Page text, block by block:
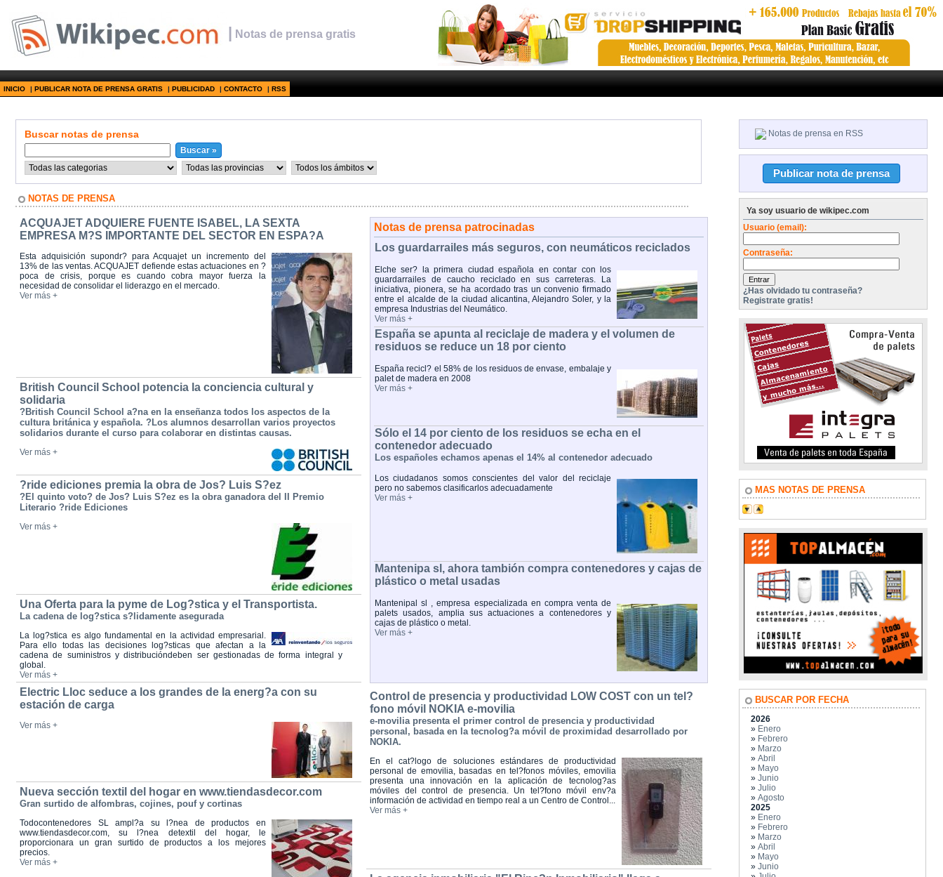
| Notas de prensa gratis
INICIO | PUBLICAR NOTA DE PRENSA GRATIS | PUBLICIDAD | CONTACTO | RSS
Buscar notas de prensa
NOTAS DE PRENSA
ACQUAJET ADQUIERE FUENTE ISABEL, LA SEXTA
EMPRESA M?S IMPORTANTE DEL SECTOR EN ESPA?A
Esta adquisición supondr? para Acquajet un incremento del
13% de las ventas. ACQUAJET defiende estas actuaciones en ?
poca de crisis, porque es cuando cobra mayor fuerza la
necesidad de consolidar el liderazgo en el mercado.
Ver más +
British Council School potencia la conciencia cultural y
solidaria
?British Council School a?na en la enseñanza todos los aspectos de la
cultura británica y española. ?Los alumnos desarrollan varios proyectos
solidarios durante el curso para colaborar en distintas causas.
Ver más +
?ride ediciones premia la obra de Jos? Luis S?ez
?El quinto voto? de Jos? Luis S?ez es la obra ganadora del II Premio
Literario ?ride Ediciones
Ver más +
Una Oferta para la pyme de Log?stica y el Transportista.
La cadena de log?stica s?lidamente asegurada
La log?stica es algo fundamental en la actividad empresarial.
Para ello todas las decisiones log?sticas que afectan a la
cadena de suministros y distribucióndeben ser gestionadas de forma integral y
global.
Ver más +
Electric Lloc seduce a los grandes de la energ?a con su
estación de carga
Ver más +
Nueva sección textil del hogar en www.tiendasdecor.com
Gran surtido de alfombras, cojines, pouf y cortinas
Todocontenedores SL ampl?a su l?nea de productos en
www.tiendasdecor.com, su l?nea detextil del hogar, le
proporcionara un gran surtido de productos a los mejores
precios.
Ver más +
Notas de prensa patrocinadas
Los guardarrailes más seguros, con neumáticos reciclados
Elche ser? la primera ciudad española en contar con los
guardarrailes de caucho reciclado en sus carreteras. La
iniciativa, pionera, se ha acordado tras un convenio firmado
entre el alcalde de la ciudad alicantina, Alejandro Soler, y la
empresa Industrias del Neumático.
Ver más +
España se apunta al reciclaje de madera y el volumen de
residuos se reduce un 18 por ciento
España recicl? el 58% de los residuos de envase, embalaje y
palet de madera en 2008
Ver más +
Sólo el 14 por ciento de los residuos se echa en el
contenedor adecuado
Los españoles echamos apenas el 14% al contenedor adecuado
Los ciudadanos somos conscientes del valor del reciclaje
pero no sabemos clasificarlos adecuadamente
Ver más +
Mantenipa sl, ahora tambión compra contenedores y cajas de
plástico o metal usadas
Mantenipal sl , empresa especializada en compra venta de
palets usados, amplia sus actuaciones a contenedores y
cajas de plástico o metal.
Ver más +
Control de presencia y productividad LOW COST con un tel?
fono móvil NOKIA e-movilia
e-movilia presenta el primer control de presencia y productividad
personal, basada en la tecnolog?a móvil de proximidad desarrollado por
NOKIA.
En el cat?logo de soluciones estándares de productividad
personal de emovilia, basadas en tel?fonos móviles, emovilia
presenta una innovación en la aplicación de tecnolog?as
móviles del control de presencia. Un tel?fono móvil env?a
información de actividad en tiempo real a un Centro de Control...
Ver más +
Notas de prensa en RSS
Ya soy usuario de wikipec.com
Usuario (email):
Contraseña:
¿Has olvidado tu contraseña?
Registrate gratis!
MAS NOTAS DE PRENSA
BUSCAR POR FECHA
2026
» Enero
» Febrero
» Marzo
» Abril
» Mayo
» Junio
» Julio
» Agosto
2025
» Enero
» Febrero
» Marzo
» Abril
» Mayo
» Junio